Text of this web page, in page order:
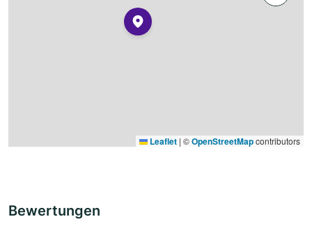
Leaflet | ©OpenStreetMapcontributors
Bewertungen